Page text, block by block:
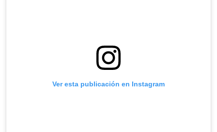
Ver esta publicación en Instagram